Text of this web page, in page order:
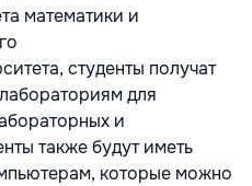
математики и
студенты получат
для
и
также будут иметь
которые можно